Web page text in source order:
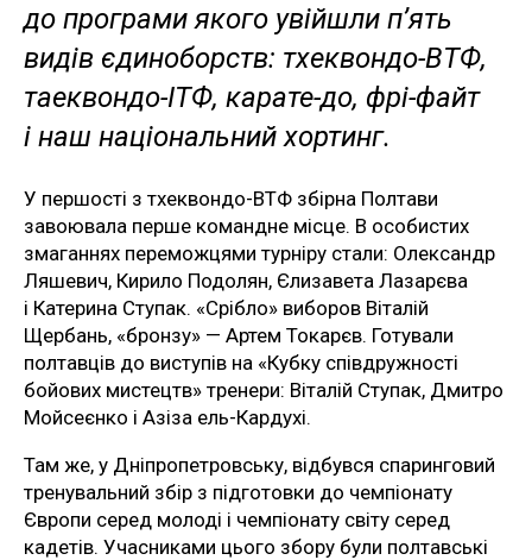
до програми якого увійшли п’ять
видів єдиноборств: тхеквондо-ВТФ,
таеквондо-ІТФ, карате-до, фрі-файт
і наш національний хортинг.
У першості з тхеквондо-ВТФ збірна Полтави
завоювала перше командне місце. В особистих
змаганнях переможцями турніру стали: Олександр
Ляшевич, Кирило Подолян, Єлизавета Лазарєва
і Катерина Ступак. «Срібло» виборов Віталій
Щербань, «бронзу» — Артем Токарєв. Готували
полтавців до виступів на «Кубку співдружності
бойових мистецтв» тренери: Віталій Ступак, Дмитро
Мойсеєнко і Азіза ель-Кардухі.
Там же, у Дніпропетровську, відбувся спаринговий
тренувальний збір з підготовки до чемпіонату
Європи серед молоді і чемпіонату світу серед
кадетів. Учасниками цього збору були полтавські